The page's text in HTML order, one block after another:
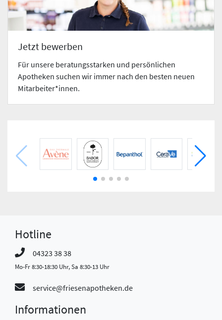
Jetzt bewerben
Für unsere beratungsstarken und persönlichen
Apotheken suchen wir immer nach den besten neuen
Mitarbeiter*innen.
Hotline
04323 38 38
Mo-Fr 8:30-18:30 Uhr, Sa 8:30-13 Uhr
service@friesenapotheken.de
Informationen